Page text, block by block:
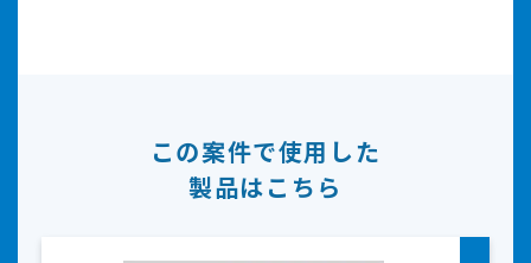
この案件で使用した
製品はこちら